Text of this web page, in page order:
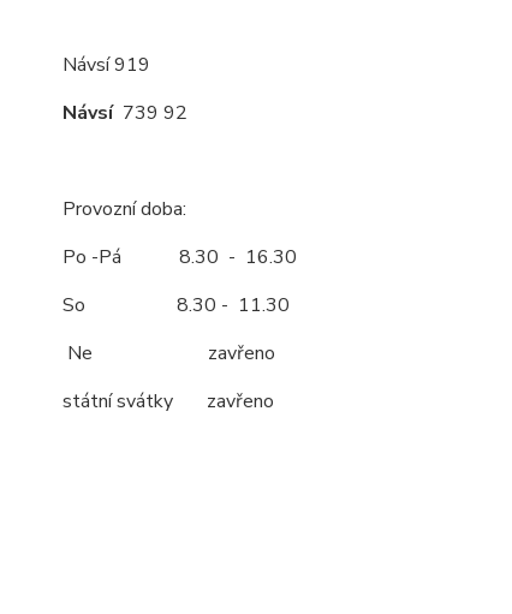
Návsí 919
Návsí739 92
Provozní doba:
Po -Pá 8.30 - 16.30
So 8.30 - 11.30
Ne zavřeno
státní svátky zavřeno